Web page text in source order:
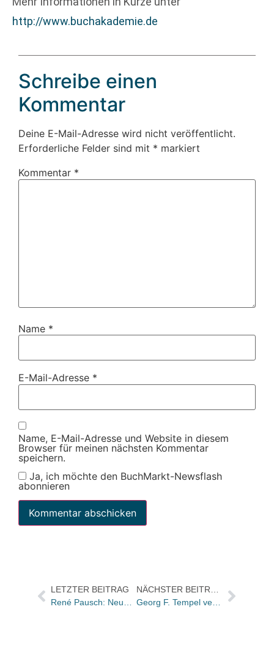
http://www.buchakademie.de
Schreibe einen
Kommentar
Deine E-Mail-Adresse wird nicht veröffentlicht.
Erforderliche Felder sind mit * markiert
Kommentar *
Name *
E-Mail-Adresse *
Name, E-Mail-Adresse und Website in diesem
Browser für meinen nächsten Kommentar
speichern.
Ja, ich möchte den BuchMarkt-Newsflash
abonnieren
LETZTER BEITRAG